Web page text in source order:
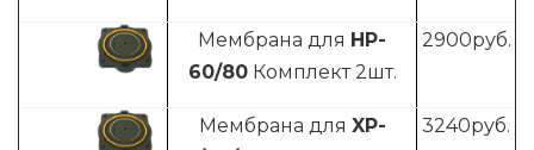
Мембрана для HP-
60/80Комплект 2шт.
2900руб.
Мембрана для XP-
3240руб.